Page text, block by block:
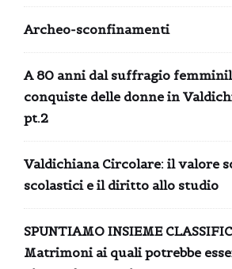
Archeo-sconfinamenti
A 80 anni dal suffragio
conquiste delle donne in
pt.2
Valdichiana Circolare: il valore
scolastici e il diritto allo studio
SPUNTIAMO INSIEME
Matrimoni ai quali potrebbe